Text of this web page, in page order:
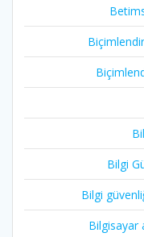
Bilgi
Bilgi
Bilgisayar